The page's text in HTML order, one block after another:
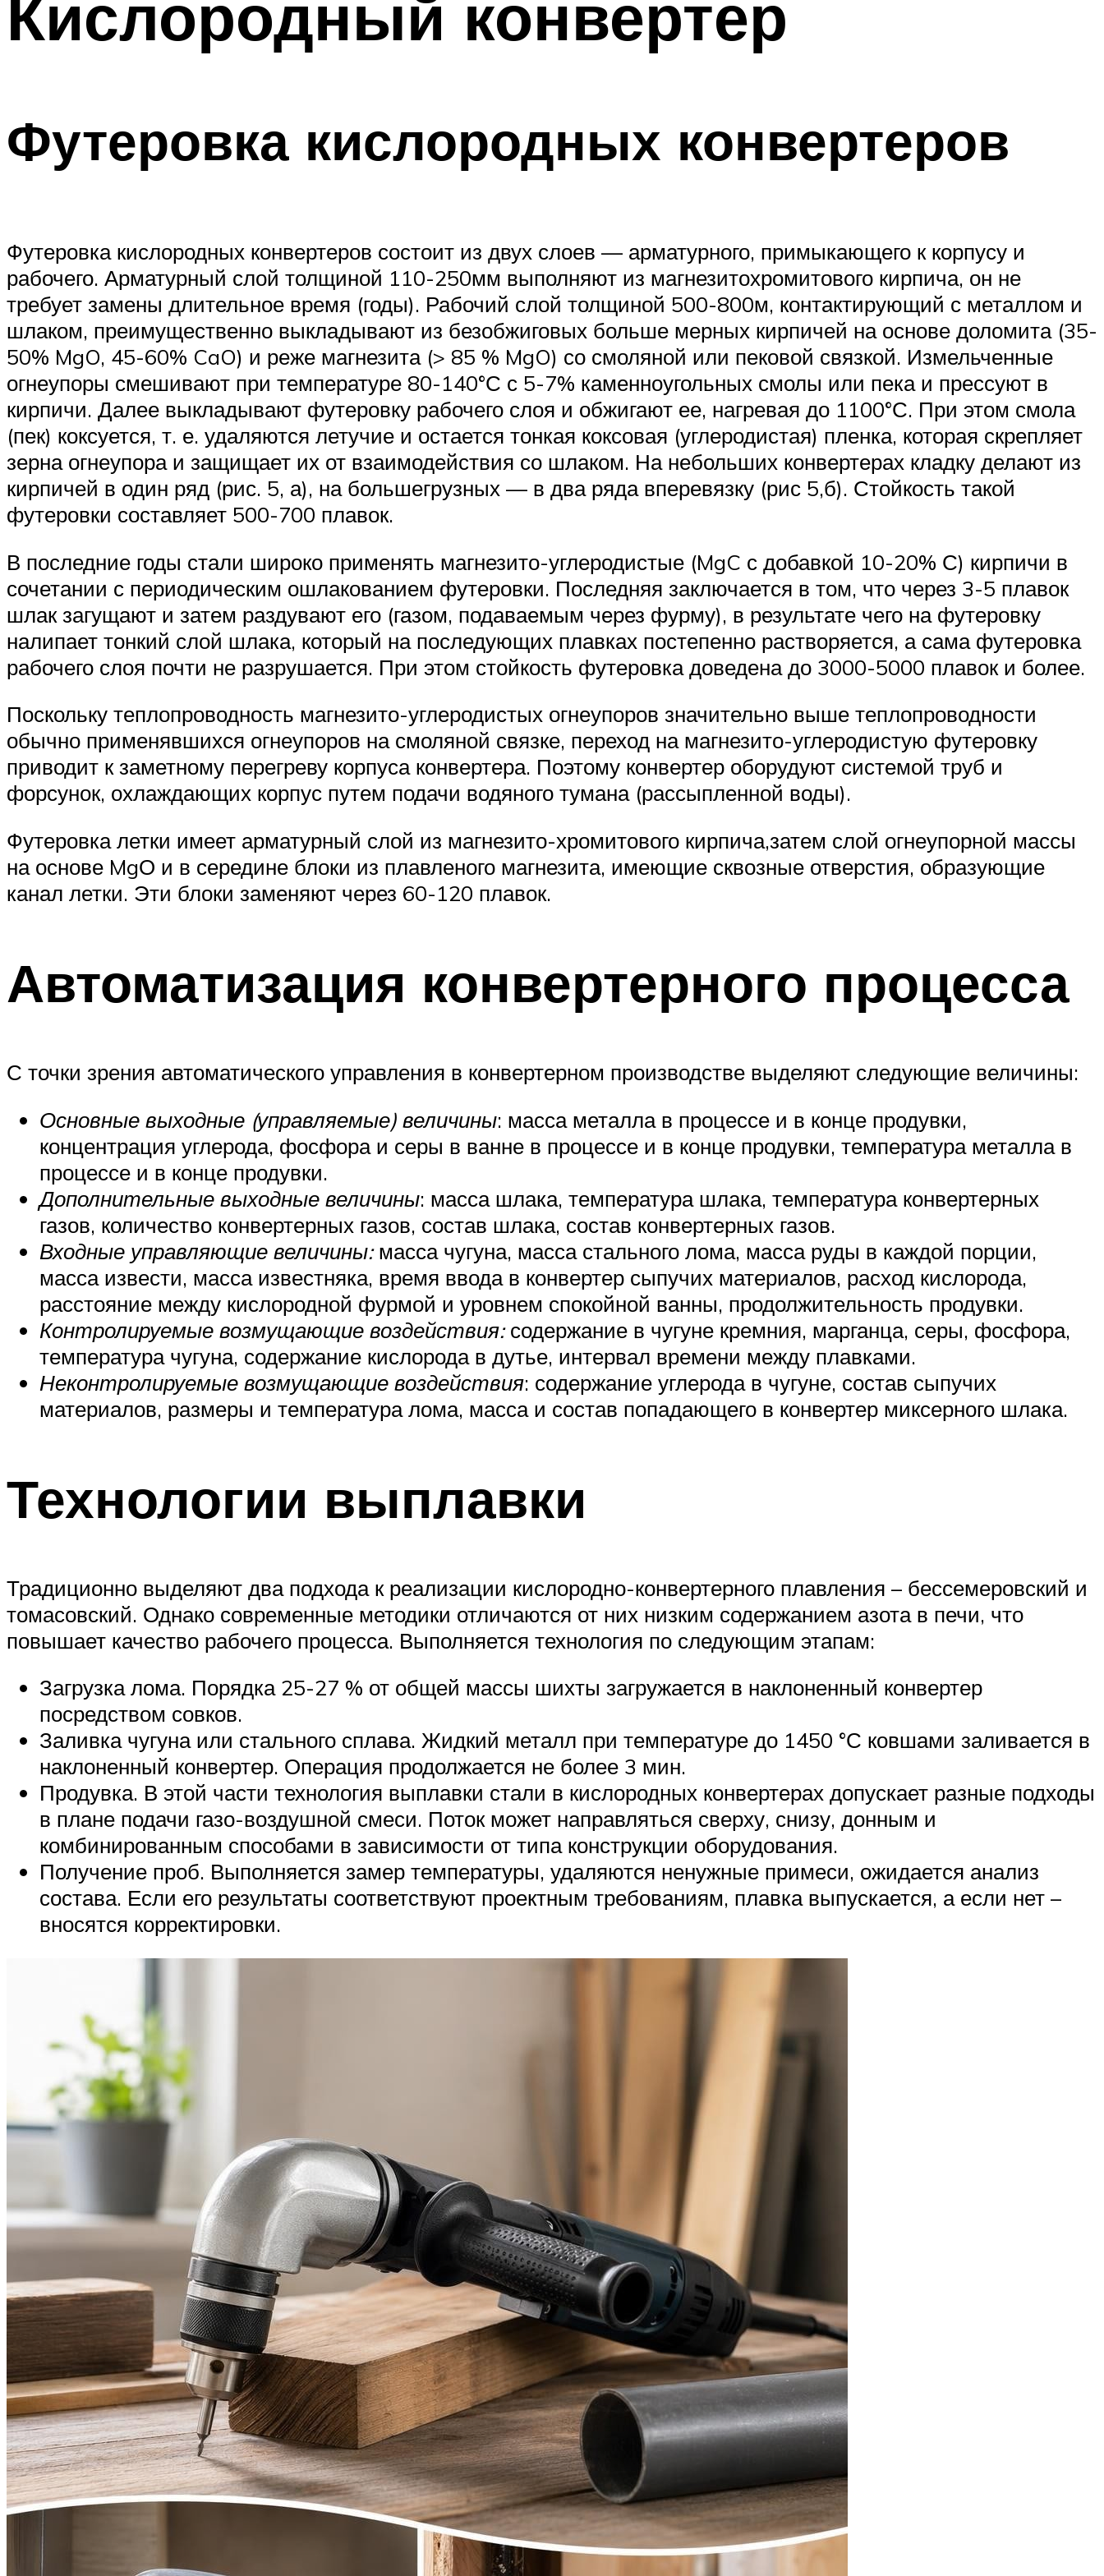
Кислородный конвертер
Футеровка кислородных конвертеров
Футеровка кислородных конвертеров состоит из двух слоев — арматурного, примыкающего к корпусу и
рабочего. Арматурный слой толщиной 110-250мм выполняют из магнезитохромитового кирпича, он не
требует замены длительное время (годы). Рабочий слой толщиной 500-800м, контактирующий с металлом и
шлаком, преимущественно выкладывают из безобжиговых больше мерных кирпичей на основе доломита (35-
50% MgO, 45-60% CaO) и реже магнезита (> 85 % MgO) со смоляной или пековой связкой. Измельченные
огнеупоры смешивают при температуре 80-140°С с 5-7% каменноугольных смолы или пека и прессуют в
кирпичи. Далее выкладывают футеровку рабочего слоя и обжигают ее, нагревая до 1100°С. При этом смола
(пек) коксуется, т. е. удаляются летучие и остается тонкая коксовая (углеродистая) пленка, которая скрепляет
зерна огнеупора и защищает их от взаимодействия со шлаком. На небольших конвертерах кладку делают из
кирпичей в один ряд (рис. 5, а), на большегрузных — в два ряда вперевязку (рис 5,б). Стойкость такой
футеровки составляет 500-700 плавок.
В последние годы стали широко применять магнезито-углеродистые (MgC с добавкой 10-20% С) кирпичи в
сочетании с периодическим ошлакованием футеровки. Последняя заключается в том, что через 3-5 плавок
шлак загущают и затем раздувают его (газом, подаваемым через фурму), в результате чего на футеровку
налипает тонкий слой шлака, который на последующих плавках постепенно растворяется, а сама футеровка
рабочего слоя почти не разрушается. При этом стойкость футеровка доведена до 3000-5000 плавок и более.
Поскольку теплопроводность магнезито-углеродистых огнеупоров значительно выше теплопроводности
обычно применявшихся огнеупоров на смоляной связке, переход на магнезито-углеродистую футеровку
приводит к заметному перегреву корпуса конвертера. Поэтому конвертер оборудуют системой труб и
форсунок, охлаждающих корпус путем подачи водяного тумана (рассыпленной воды).
Футеровка летки имеет арматурный слой из магнезито-хромитового кирпича,затем слой огнеупорной массы
на основе MgО и в середине блоки из плавленого магнезита, имеющие сквозные отверстия, образующие
канал летки. Эти блоки заменяют через 60-120 плавок.
Автоматизация конвертерного процесса
С точки зрения автоматического управления в конвертерном производстве выделяют следующие величины:
Основные выходные (управляемые) величины: масса металла в процессе и в конце продувки,
концентрация углерода, фосфора и серы в ванне в процессе и в конце продувки, температура металла в
процессе и в конце продувки.
Дополнительные выходные величины: масса шлака, температура шлака, температура конвертерных
газов, количество конвертерных газов, состав шлака, состав конвертерных газов.
Входные управляющие величины:масса чугуна, масса стального лома, масса руды в каждой порции,
масса извести, масса известняка, время ввода в конвертер сыпучих материалов, расход кислорода,
расстояние между кислородной фурмой и уровнем спокойной ванны, продолжительность продувки.
Контролируемые возмущающие воздействия:содержание в чугуне кремния, марганца, серы, фосфора,
температура чугуна, содержание кислорода в дутье, интервал времени между плавками.
Неконтролируемые возмущающие воздействия: содержание углерода в чугуне, состав сыпучих
материалов, размеры и температура лома, масса и состав попадающего в конвертер миксерного шлака.
Технологии выплавки
Традиционно выделяют два подхода к реализации кислородно-конвертерного плавления – бессемеровский и
томасовский. Однако современные методики отличаются от них низким содержанием азота в печи, что
повышает качество рабочего процесса. Выполняется технология по следующим этапам:
Загрузка лома. Порядка 25-27 % от общей массы шихты загружается в наклоненный конвертер
посредством совков.
Заливка чугуна или стального сплава. Жидкий металл при температуре до 1450 °С ковшами заливается в
наклоненный конвертер. Операция продолжается не более 3 мин.
Продувка. В этой части технология выплавки стали в кислородных конвертерах допускает разные подходы
в плане подачи газо-воздушной смеси. Поток может направляться сверху, снизу, донным и
комбинированным способами в зависимости от типа конструкции оборудования.
Получение проб. Выполняется замер температуры, удаляются ненужные примеси, ожидается анализ
состава. Если его результаты соответствуют проектным требованиям, плавка выпускается, а если нет –
вносятся корректировки.